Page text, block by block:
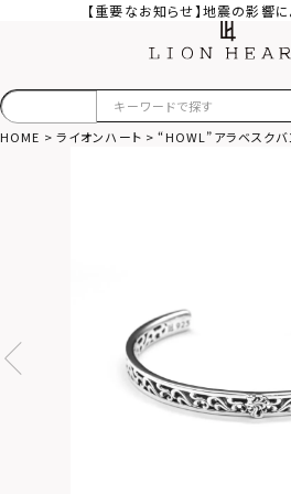
【重要なお知らせ】地震の影響
HOME ライオンハート “HOWL”アラベスク